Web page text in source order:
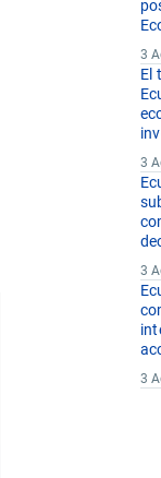
3
El
3
3
3